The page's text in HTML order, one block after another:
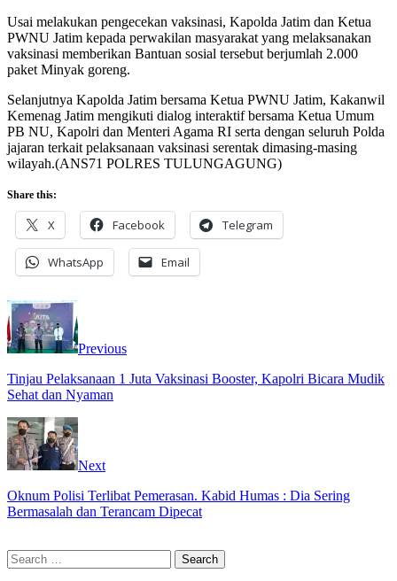
Usai melakukan pengecekan vaksinasi, Kapolda Jatim dan Ketua
PWNU Jatim kepada perwakilan masyarakat yang melaksanakan
vaksinasi memberikan Bantuan sosial tersebut berjumlah 2.000
paket Minyak goreng.
Selanjutnya Kapolda Jatim bersama Ketua PWNU Jatim, Kakanwil
Kemenag Jatim mengikuti dialog interaktif bersama Ketua Umum
PB NU, Kapolri dan Menteri Agama RI serta dengan seluruh Polda
jajaran terkait pelaksanaan vaksinasi serentak dimasing-masing
wilayah.(ANS71 POLRES TULUNGAGUNG)
Share this:
X Facebook Telegram
WhatsApp Email
Previous
Tinjau Pelaksanaan 1 Juta Vaksinasi Booster, Kapolri Bicara Mudik
Sehat dan Nyaman
Next
Oknum Polisi Terlibat Pemerasan. Kabid Humas : Dia Sering
Bermasalah dan Terancam Dipecat
Search
for: